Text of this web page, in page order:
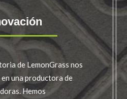
de LemonGrass nos
una productora de
Hemos